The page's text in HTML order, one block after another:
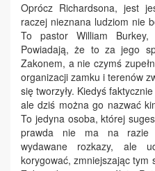
Oprócz Richardsona, jest
raczej nieznana ludziom nie
To pastor William Burkey,
Powiadają, że to za jego
Zakonem, a nie czymś
organizacji zamku i terenów
się tworzyły. Kiedyś
ale dziś można go nazwać
To jedyna osoba, której
prawda nie ma na razie
wydawane rozkazy, ale
korygować, zmniejszając tym